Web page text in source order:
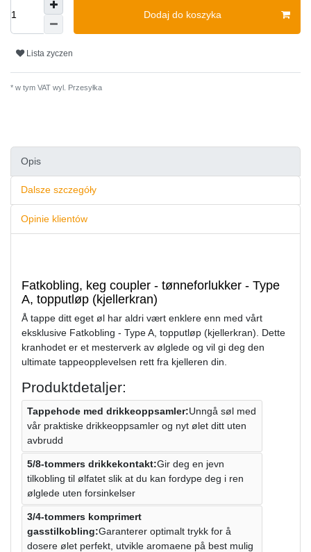
Dodaj do koszyka
Lista zyczen
* w tym VAT wyl. Przesyłka
Opis
Dalsze szczegóły
Opinie klientów
Fatkobling, keg coupler - tønneforlukker - Type
A, topputløp (kjellerkran)
Å tappe ditt eget øl har aldri vært enklere enn med vårt
eksklusive Fatkobling - Type A, topputløp (kjellerkran). Dette
kranhodet er et mesterverk av ølglede og vil gi deg den
ultimate tappeopplevelsen rett fra kjelleren din.
Produktdetaljer:
Tappehode med drikkeoppsamler:Unngå søl med
vår praktiske drikkeoppsamler og nyt ølet ditt uten
avbrudd
5/8-tommers drikkekontakt:Gir deg en jevn
tilkobling til ølfatet slik at du kan fordype deg i ren
ølglede uten forsinkelser
3/4-tommers komprimert
gasstilkobling:Garanterer optimalt trykk for å
dosere ølet perfekt, utvikle aromaene på best mulig